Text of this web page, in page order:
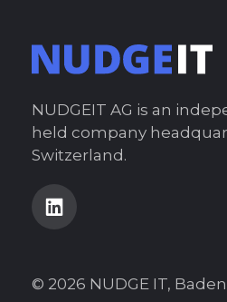
NUDGEIT AG is an
held company
Switzerland.
© 2026 NUDGE IT,